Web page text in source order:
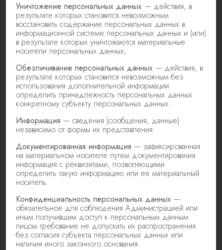
Уничтожение персональных данных — действия, в
результате которых становится невозможным
восстановить содержание персональных данных в
информационной системе персональных данных и (или)
в результате которых уничтожаются материальные
носители персональных данных;
Обезличивание персональных данных — действия, в
результате которых становится невозможным без
использования дополнительной информации
определить принадлежность персональных данных
конкретному субъекту персональных данных.
Информация — сведения (сообщения, данные)
независимо от формы их представления.
Документированная информация — зафиксированная
на материальном носителе путем документирования
информация с реквизитами, позволяющими
определить такую информацию или ее материальный
носитель.
Конфиденциальность персональных данных —
обязательное для соблюдения Администрацией или
иным получившим доступ к персональным данным
лицом требование не допускать их распространения
без согласия субъекта персональных данных или
наличия иного законного основания.